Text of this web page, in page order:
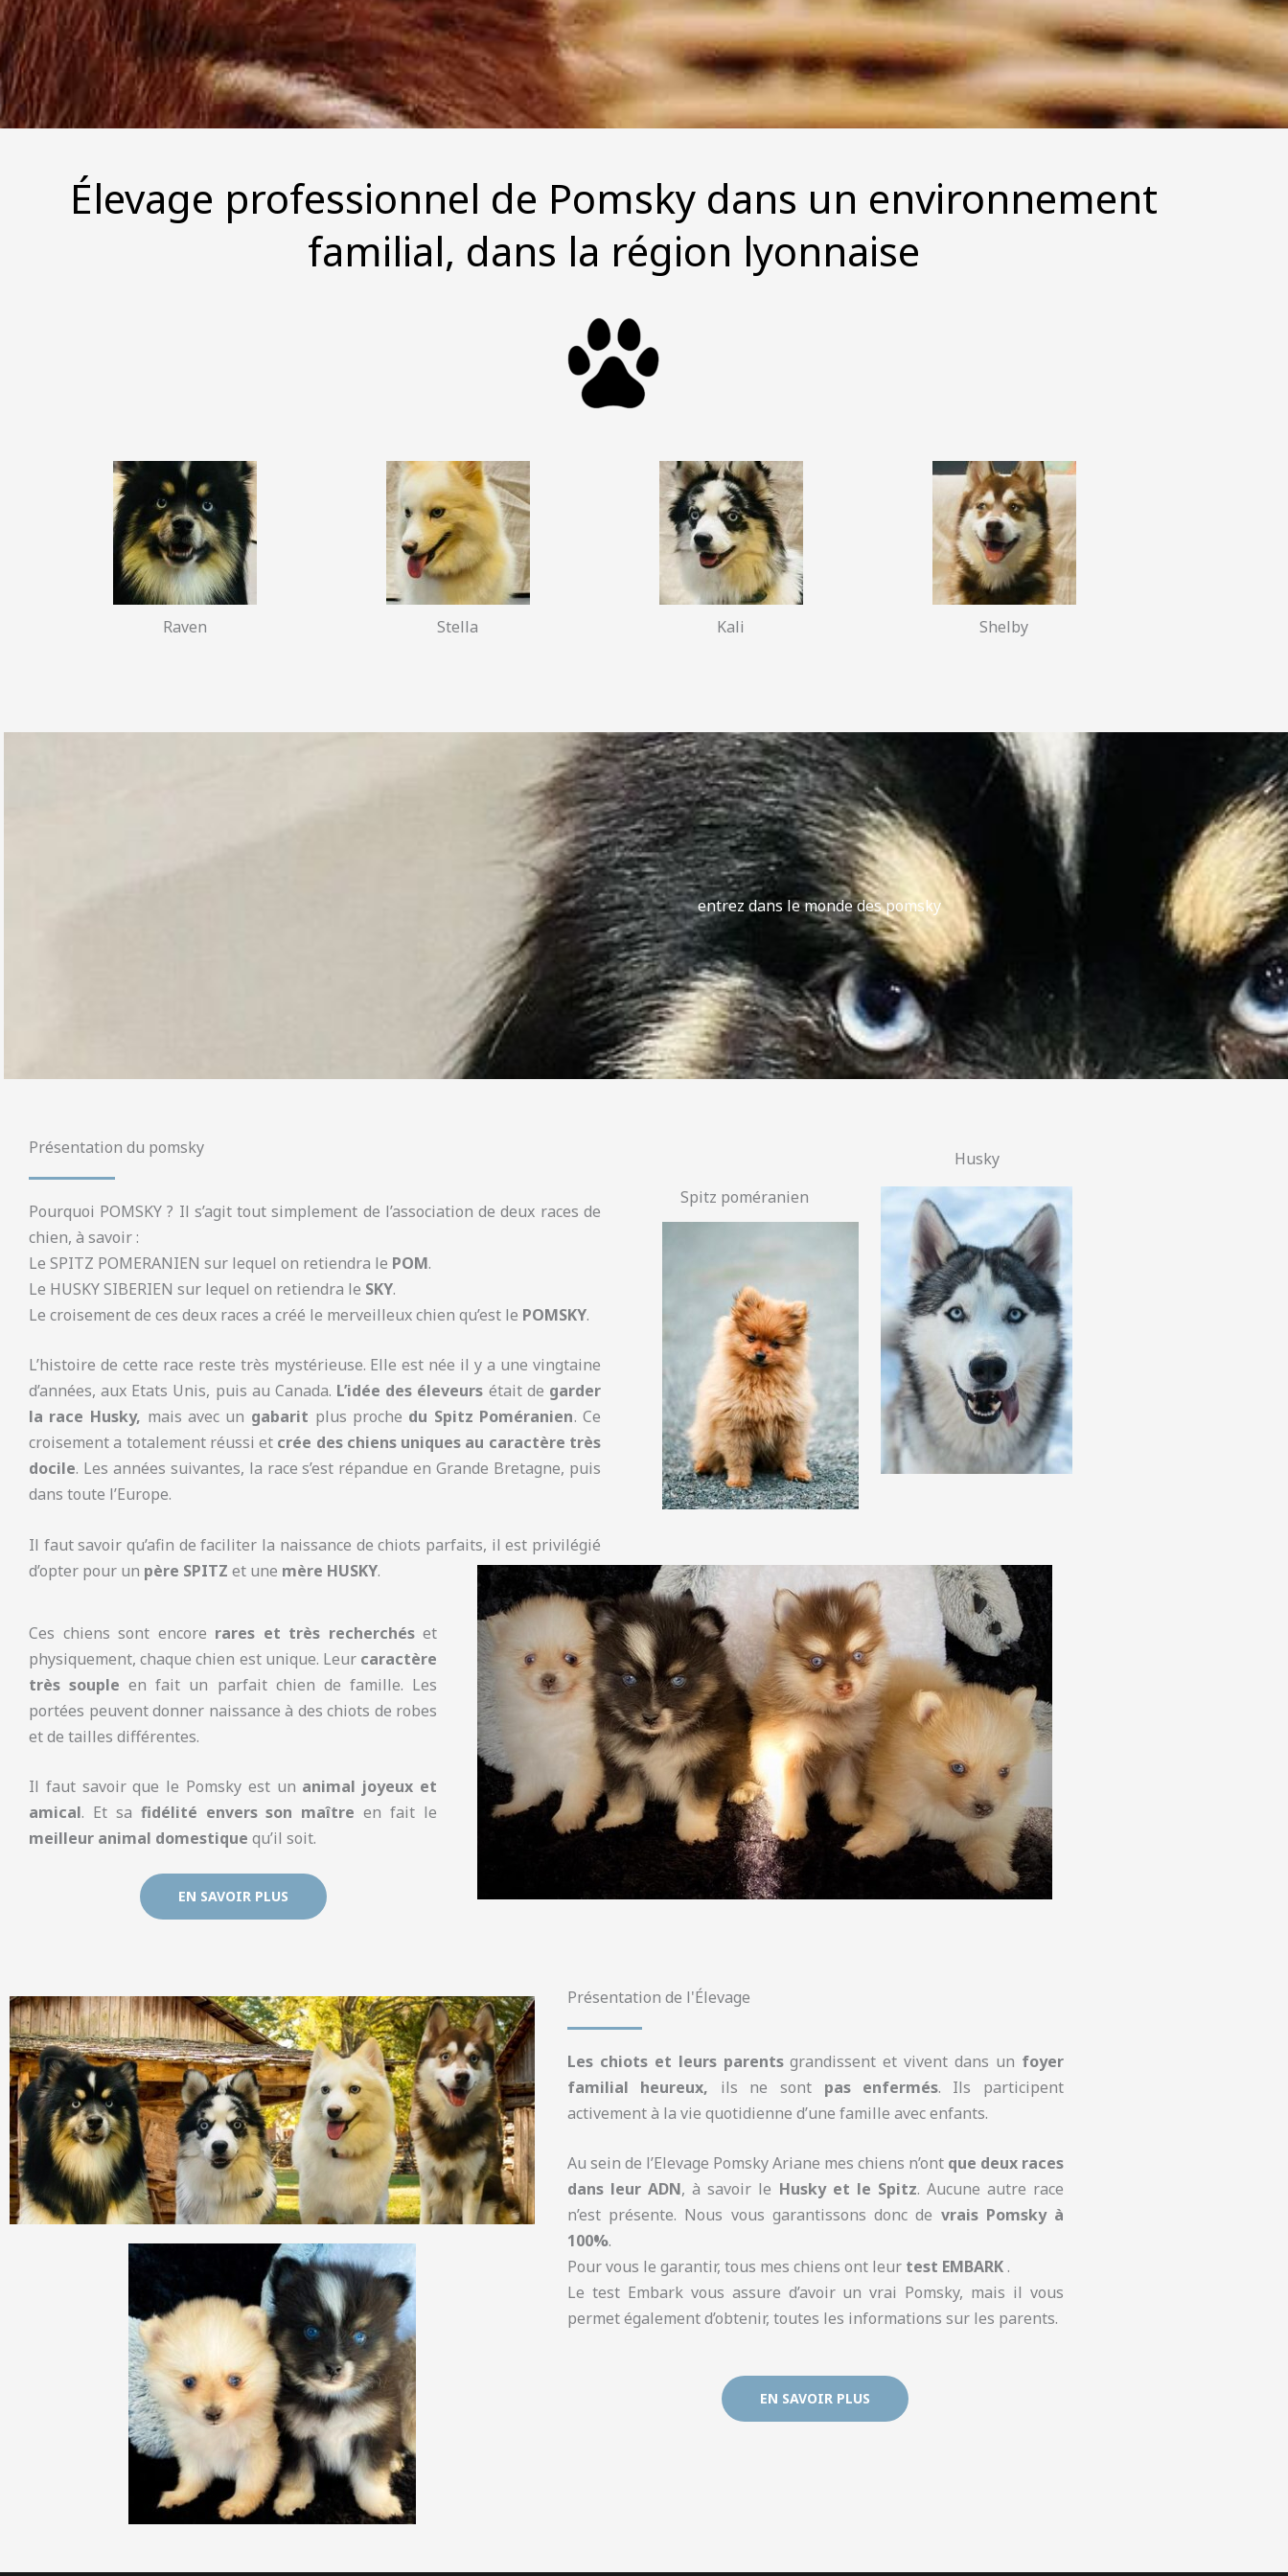
Élevage professionnel de Pomsky dans un environnement
familial, dans la région lyonnaise
Raven Stella Kali Shelby
entrez dans le monde des pomsky
Présentation du pomsky
Pourquoi POMSKY ? Il s’agit tout simplement de l’association de deux races de
chien, à savoir :
Le SPITZ POMERANIEN sur lequel on retiendra le POM.
Le HUSKY SIBERIEN sur lequel on retiendra le SKY.
Le croisement de ces deux races a créé le merveilleux chien qu’est le POMSKY.
L’histoire de cette race reste très mystérieuse. Elle est née il y a une vingtaine
d’années, aux Etats Unis, puis au Canada. L’idée des éleveurs était de garder
la race Husky, mais avec un gabarit plus proche du Spitz Poméranien. Ce
croisement a totalement réussi et crée des chiens uniques au caractère très
docile. Les années suivantes, la race s’est répandue en Grande Bretagne, puis
dans toute l’Europe.
Il faut savoir qu’afin de faciliter la naissance de chiots parfaits, il est privilégié
d’opter pour un père SPITZ et une mère HUSKY.
Spitz poméranien
Husky
Ces chiens sont encore rares et très recherchéset
physiquement, chaque chien est unique. Leur caractère
très souple en fait un parfait chien de famille. Les
portées peuvent donner naissance à des chiots de robes
et de tailles différentes.
Il faut savoir que le Pomsky est un animal joyeux et
amical. Et sa fidélité envers son maître en fait le
meilleur animal domestique qu’il soit.
EN SAVOIR PLUS
Présentation de l'Élevage
Les chiots et leurs parentsgrandissent et vivent dans un foyer
familial heureux, ils ne sont pas enfermés. Ils participent
activement à la vie quotidienne d’une famille avec enfants.
Au sein de l’Elevage Pomsky Ariane mes chiens n’ont que deux races
dans leur ADN, à savoir le Husky et le Spitz. Aucune autre race
n’est présente. Nous vous garantissons donc de vrais Pomsky à
100%.
Pour vous le garantir, tous mes chiens ont leur test EMBARK.
Le test Embark vous assure d’avoir un vrai Pomsky, mais il vous
permet également d’obtenir, toutes les informations sur les parents.
EN SAVOIR PLUS